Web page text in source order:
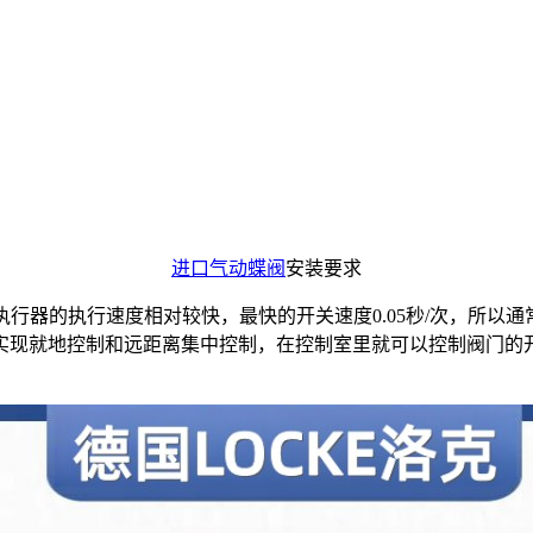
进口气动蝶阀 安装要求
器的执行速度相对较快，最快的开关速度0.05秒/次，所以
就地控制和远距离集中控制，在控制室里就可以控制阀门